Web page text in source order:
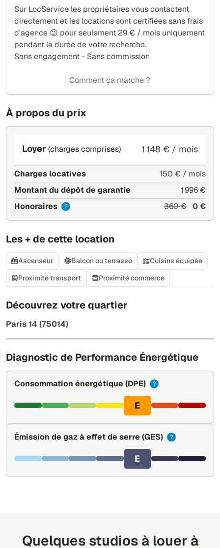
• Étage élevé + ascenseur,
• Balcon,
• Lumineux,
• Commerces et Universités à proximité.
À propos du prix
Loyer (charges comprises) 1 148 € / mois
Charges locatives
150 € / mois
Montant du dépôt de garantie
1 996 €
Honoraires
? 360 € 0 €
Les + de cette location
Ascenseur Balcon ou terrasse
Cuisine équipée
Proximité transport
Proximité commerce
Découvrez votre quartier
Paris 14 (75014)
Diagnostic de Performance Énergétique
Consommation énergétique (DPE) ?
E
Émission de gaz à effet de serre (GES) ?
E
Sur LocService les propriétaires vous contactent
directement et les locations sont certifiées sans frais
d'agence 😉 pour seulement 29 € / mois uniquement
pendant la durée de votre recherche.
Sans engagement - Sans commission
Comment ça marche ?
Quelques studios à louer à